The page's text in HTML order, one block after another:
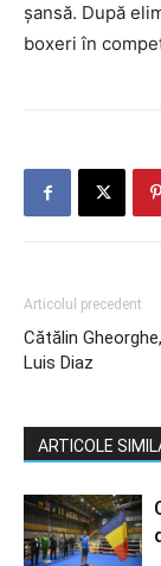
şansă. După
boxeri în
Articolul precedent
Cătălin
Luis Diaz
ARTICOLE